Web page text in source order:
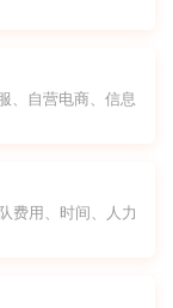
、自营电商、信息
费用、时间、人力